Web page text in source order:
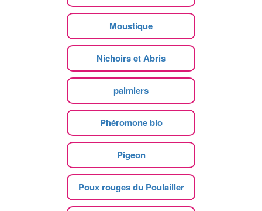
Moustique
Nichoirs et Abris
palmiers
Phéromone bio
Pigeon
Poux rouges du Poulailler